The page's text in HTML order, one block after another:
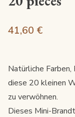
41,60 €
Natürliche Farben,
diese 20 kleinen
zu verwöhnen.
Dieses Mini-